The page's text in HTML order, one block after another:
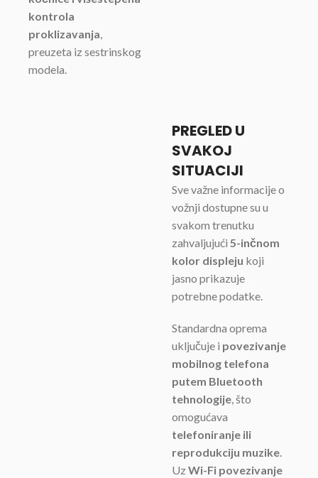
kontrola
proklizavanja,
preuzeta iz sestrinskog
modela.
PREGLED U
SVAKOJ
SITUACIJI
Sve važne informacije o
vožnji dostupne su u
svakom trenutku
zahvaljujući5-inčnom
kolor displeju koji
jasno prikazuje
potrebne podatke.
Standardna oprema
uključuje i povezivanje
mobilnog telefona
putem Bluetooth
tehnologije, što
omogućava
telefoniranje ili
reprodukciju muzike.
UzWi-Fi povezivanje